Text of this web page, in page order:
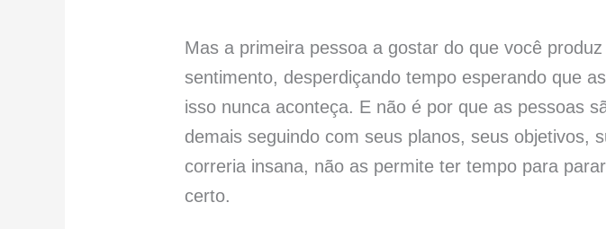
Mas a primeira pessoa a gostar do que você
sentimento, desperdiçando tempo esperando que
isso nunca aconteça. E não é por que as pessoas
demais seguindo com seus planos, seus objetivos,
correria insana, não as permite ter tempo para
certo.